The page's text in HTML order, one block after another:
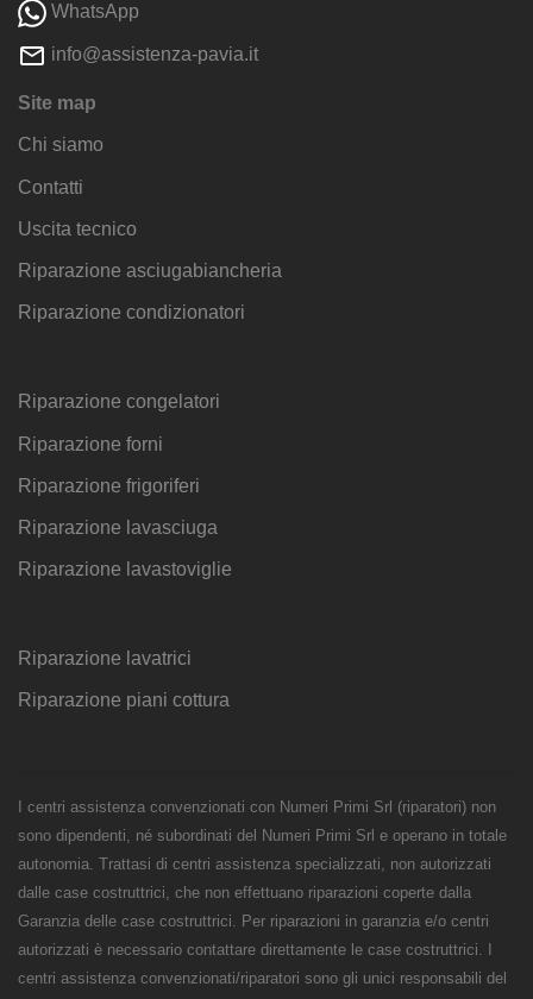
WhatsApp
info@assistenza-pavia.it
Site map
Chi siamo
Contatti
Uscita tecnico
Riparazione asciugabiancheria
Riparazione condizionatori
Riparazione congelatori
Riparazione forni
Riparazione frigoriferi
Riparazione lavasciuga
Riparazione lavastoviglie
Riparazione lavatrici
Riparazione piani cottura
I centri assistenza convenzionati con Numeri Primi Srl (riparatori) non
sono dipendenti, né subordinati del Numeri Primi Srl e operano in totale
autonomia. Trattasi di centri assistenza specializzati, non autorizzati
dalle case costruttrici, che non effettuano riparazioni coperte dalla
Garanzia delle case costruttrici. Per riparazioni in garanzia e/o centri
autorizzati è necessario contattare direttamente le case costruttrici. I
centri assistenza convenzionati/riparatori sono gli unici responsabili del